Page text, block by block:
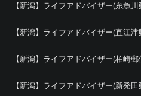
【新潟】ライフアドバイザー(糸魚
【新潟】ライフアドバイザー(直江
【新潟】ライフアドバイザー(柏崎郵
【新潟】ライフアドバイザー(新発